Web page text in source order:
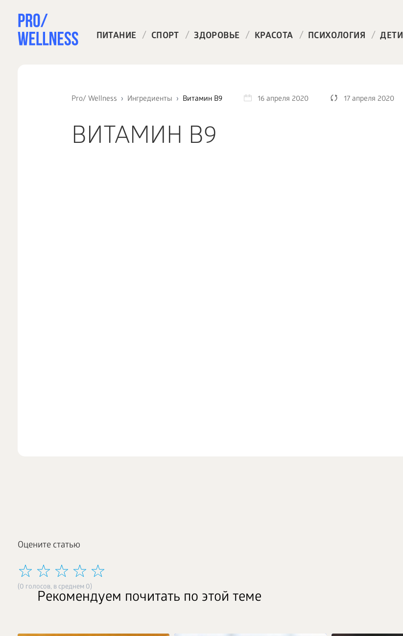
ПИТАНИЕ / СПОРТ / ЗДОРОВЬЕ / КРАСОТА / ПСИХОЛОГИЯ / ДЕТИ
Pro/ Wellness Ингредиенты Витамин B9 16 апреля 2020 17 апреля 2020
ВИТАМИН B9
Оцените статью
(0 голосов, в среднем 0)
Рекомендуем почитать по этой теме